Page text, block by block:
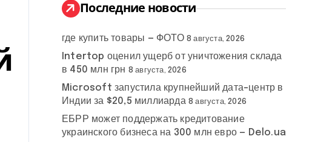
:
Последние новости
где купить товары — ФОТО 8 августа, 2026
Intertop оценил ущерб от уничтожения склада
в 450 млн грн 8 августа, 2026
Microsoft запустила крупнейший дата-центр в
Индии за $20,5 миллиарда 8 августа, 2026
ЕБРР может поддержать кредитование
украинского бизнеса на 300 млн евро — Delo.ua